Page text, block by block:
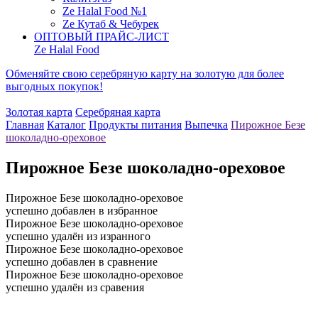
Ze Halal Food №1
Ze Кутаб & Чебурек
ОПТОВЫЙ ПРАЙС-ЛИСТ
Ze Halal Food
Обменяйте свою серебряную карту на золотую для более
выгодных покупок!
Золотая карта Серебряная карта
Главная Каталог Продукты питания Выпечка Пирожное Безе
шоколадно-ореховое
Пирожное Безе шоколадно-ореховое
Пирожное Безе шоколадно-ореховое
успешно добавлен в избранное
Пирожное Безе шоколадно-ореховое
успешно удалён из изранного
Пирожное Безе шоколадно-ореховое
успешно добавлен в сравнение
Пирожное Безе шоколадно-ореховое
успешно удалён из сравения